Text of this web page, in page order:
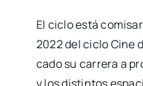
El ciclo está
2022 del ciclo Cine
ca­do su carre­ra a